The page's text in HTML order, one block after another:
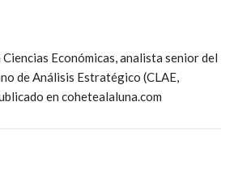
Económicas, analista senior del
de Análisis Estratégico (CLAE,
en cohetealaluna.com